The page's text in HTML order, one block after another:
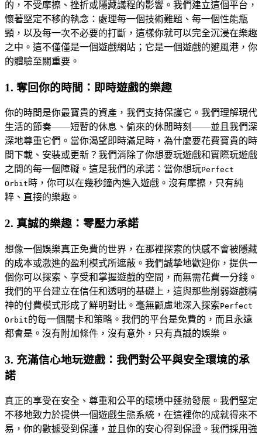
的，不受摩擦、挫折或隱藏議程的影響。我們建立這個平台，
懷著堅定不移的執念：處理每一個技術難題、每一個性能瓶
頸，以及每一次不必要的打斷，這樣你就可以完全沉浸在樂趣
之中。這不僅僅是一個遊戲網站；它是一個遊戲的避風港，你
的體驗至關重要。
1. 奪回你的時間：即時遊戲的樂趣
你的時間是你最寶貴的資產，我們支持保護它。我們理解現代
生活的節奏——短暫的休息、偷來的休閒時刻——並且我們深
深地尊重它們。當你渴望即時滿足時，為什麼要花費寶貴的時
間下載、安裝或更新？我們消除了你想要玩遊戲和實際玩遊戲
之間的每一個障礙。這是我們的承諾：當你想玩Perfect
Orbit 時，你可以在幾秒鐘內進入遊戲。沒有摩擦，只有純
粹、直接的樂趣。
2. 真誠的樂趣：零壓力承諾
想像一個娛樂真正免費的世界，在那裡探索的快感不會被隱藏
的成本或激進的盈利模式所遮蔽。我們誠摯地歡迎你，提供一
個你可以探索、享受和掌握遊戲的空間，而無需花費一分錢。
我們的平台建立在信任和透明的基礎上，這與那些削弱遊戲精
神的付費模式形成了鮮明對比。毫無顧慮地深入探索Perfect
Orbit的每一個關卡和策略。我們的平台是免費的，而且永遠
都會是。沒有附加條件，沒有意外，只有真誠的娛樂。
3. 充滿信心地玩遊戲：我們對公平與安全環境的承
諾
真正的享受在安全、尊重和公平的環境中蓬勃發展。我們堅定
不移地致力於提供一個遊戲生態系統，在這裡你的成就得來不
易，你的數據受到保護，並且你的安心得到保證。我們採用強